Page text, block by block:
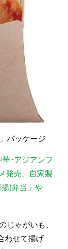
パッケージ
･アジアンフ
発売、自家製
)弁当」や
じゃがいも、
わせて揚げ